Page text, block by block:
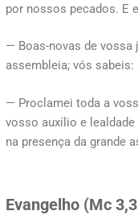
por nossos pecados. E
— Boas-novas de vossa
assembleia; vós
— Proclamei toda a
vosso auxílio e
na presença da grande
Evangelho (Mc